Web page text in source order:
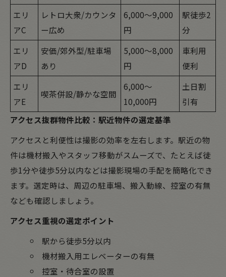
エリ
アC
レトロ大衆/カウンタ
ー広め
6,000～9,000
円
駅徒歩2
分
エリ
アD
安価/郊外型/駐車場
あり
5,000～8,000
円
車利用
便利
エリ
アE
喫茶併設/静かな空間
6,000～
10,000円
土日割
引有
アクセス抜群物件比較：駅近物件の選定基準
アクセスと利便性は撮影の効率を左右します。駅近の物
件は機材搬入やスタッフ移動がスムーズで、たとえば徒
歩1分や徒歩5分以内などは撮影現場の手配を簡略化でき
ます。選定時は、周辺の駐車場、搬入動線、控室の有無
なども確認しましょう。
アクセス重視の選定ポイント
駅から徒歩5分以内
機材搬入用エレベーターの有無
控室・待合室の設置